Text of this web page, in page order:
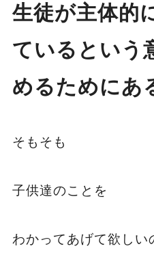
生徒が主体的
ているという
めるためにあ
そもそも
子供達のことを
わかってあげて欲しい